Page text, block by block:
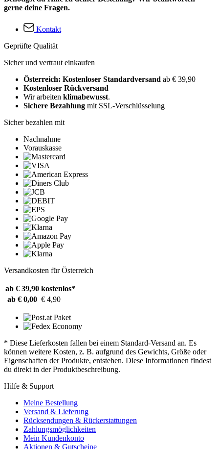
gerne deine Fragen.
Kontakt
Geprüfte Qualität
Sicher und vertraut einkaufen
Österreich: Kostenloser Standardversand ab € 39,90
Kostenloser Rückversand
Wir arbeiten klimabewusst.
Sichere Bezahlung mit SSL-Verschlüsselung
Sicher bezahlen mit
Nachnahme
Vorauskasse
Versandkosten für Österreich
ab € 39,90 kostenlos*
ab € 0,00 € 4,90
* Diese Lieferkosten fallen bei einem Standard-Versand an. Es
können weitere Kosten, z. B. aufgrund des Gewichts, Größe oder
Eigenschaften der Produkte, entstehen. Diese Informationen findest
du direkt in der Produktbeschreibung.
Hilfe & Support
Meine Bestellung
Versand & Lieferung
Rücksendungen & Rückerstattungen
Zahlungsmöglichkeiten
Mein Kundenkonto
Aktionen & Gutscheine